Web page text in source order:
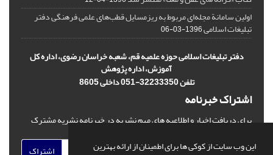
این وب سایت از کوکی ها برای اطمینان از ارائه بهترین
اولین سامانة مجله‌ای مربوط به ریزمسایل‌ قطب‌های علمی فرهنگی دفتر
تبلیغات اسلامی1396-03-06
دفتر تبلیغات اسلامی حوزه علمیه قم، شعبه خراسان رضوی، اداره کل
آموزش، اداره پژوهش
تلفن 32233350-051 داخلی 8605
اشتراک خبرنامه
برای دریافت اخبار و اطلاعیه های مهم نشریه در خبرنامه نشریه مشترک
اشتراک